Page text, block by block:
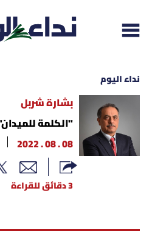
إقرأ الجريدة
لبنان
نداء اليوم
بشارة شربل
"الكلمة
08 . 08 . 2022
3 دقائق للقراءة